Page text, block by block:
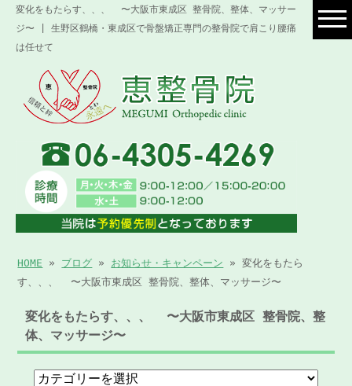
変化をもたらす、、、 〜大阪市東成区 整骨院、整体、マッサー
ジ〜 | 生野区鶴橋・東成区で骨盤矯正専門の整骨院で肩こり腰痛
は任せて
HOME » ブログ » お知らせ・キャンペーン » 変化をもたら
す、、、 〜大阪市東成区 整骨院、整体、マッサージ〜
変化をもたらす、、、 〜大阪市東成区 整骨院、整
体、マッサージ〜